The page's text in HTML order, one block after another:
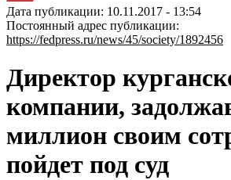
Дата публикации: 10.11.2017 - 13:54
Постоянный адрес публикации:
https://fedpress.ru/news/45/society/1892456
Директор
компании,
миллион своим
пойдет под суд